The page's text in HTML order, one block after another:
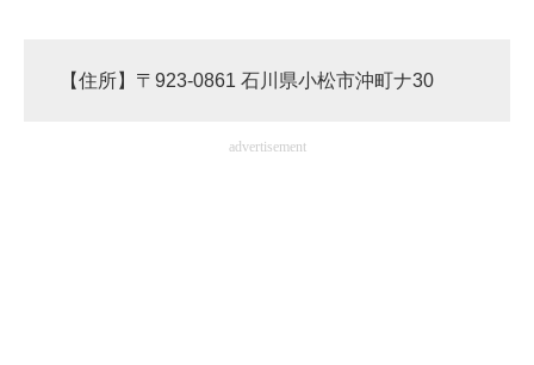
【住所】〒923-0861 石川県小松市沖町ナ30
advertisement